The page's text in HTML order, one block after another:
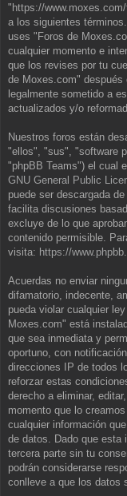
d
os
"https://
a los siguientes
uses "Foros de
cualquier momento e
que los revises por tu
de Moxes.com"
legalmente sometido a
actualizados y/o
Nuestros foros están
"ellos", "sus", "software
"phpBB Teams") el cual
GNU General Public
puede ser descargada de
facilita discusiones
excluye de lo que
contenido permisible.
visita: https://
Acuerdas no enviar
difamatorio, indecente,
pueda violar cualquier
Moxes.com" está
que sea inmediata y
oportuno, con
direcciones IP de todos
reforzar estas
derecho a eliminar,
momento que lo
cualquier información
de datos. Dado que esta
tercera parte sin tu
podrán considerarse
conlleve a que los datos